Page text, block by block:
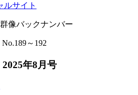
サイト
No.189～192
年8月号